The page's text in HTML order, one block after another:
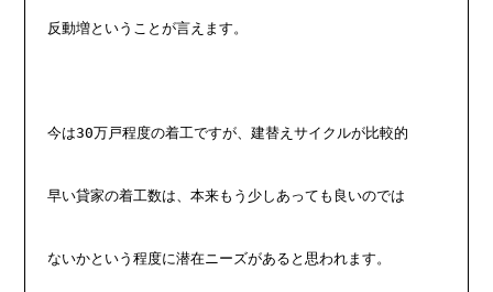
反動増ということが言えます。
今は30万戸程度の着工ですが、建替えサイクルが比較的
早い貸家の着工数は、本来もう少しあっても良いのでは
ないかという程度に潜在ニーズがあると思われます。